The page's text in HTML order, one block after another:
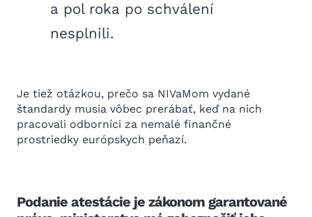
a pol roka po schválení
nesplnili.
Je tiež otázkou, prečo sa NIVaMom vydané
štandardy musia vôbec prerábať, keď na nich
pracovali odborníci za nemalé finančné
prostriedky európskych peňazí.
Podanie atestácie je zákonom garantované